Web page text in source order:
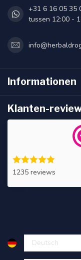
+31 6 16 05 35
tussen 12:00 -
Informationen
Klanten-
1235 reviews